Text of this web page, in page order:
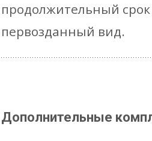
продолжительный
первозданный вид.
Дополнительные